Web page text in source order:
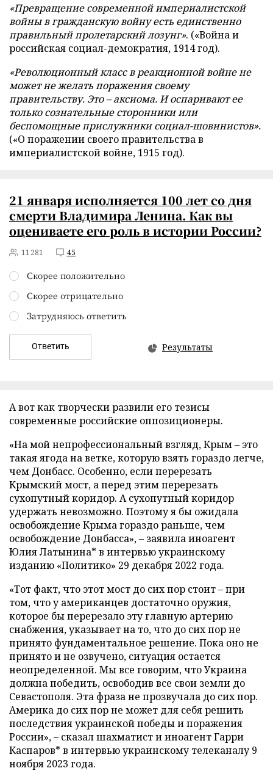
«Превращение современной империалистской
войны в гражданскую войну есть единственно
правильный пролетарский лозунг». («Война и
российская социал-демократия, 1914 год).
«Революционный класс в реакционной войне не
может не желать поражения своему
правительству. Это – аксиома. И оспаривают ее
только сознательные сторонники или
беспомощные прислужники социал-шовинистов».
(«О поражении своего правительства в
империалистской войне, 1915 год).
21 января исполняется 100 лет со дня
смерти Владимира Ленина. Как вы
оцениваете его роль в истории России?
11281 45
Скорее положительно
Скорее отрицательно
Затрудняюсь ответить
Ответить Результаты
А вот как творчески развили его тезисы
современные российские оппозиционеры.
«На мой непрофессиональный взгляд, Крым – это
такая ягода на ветке, которую взять гораздо легче,
чем Донбасс. Особенно, если перерезать
Крымский мост, а перед этим перерезать
сухопутный коридор. А сухопутный коридор
удержать невозможно. Поэтому я бы ожидала
освобождение Крыма гораздо раньше, чем
освобождение Донбасса», – заявила иноагент
Юлия Латынина* в интервью украинскому
изданию «Политико» 29 декабря 2022 года.
«Тот факт, что этот мост до сих пор стоит – при
том, что у американцев достаточно оружия,
которое бы перерезало эту главную артерию
снабжения, указывает на то, что до сих пор не
принято фундаментальное решение. Пока оно не
принято и не озвучено, ситуация остается
неопределенной. Мы все говорим, что Украина
должна победить, освободив все свои земли до
Севастополя. Эта фраза не прозвучала до сих пор.
Америка до сих пор не может для себя решить
последствия украинской победы и поражения
России», – сказал шахматист и иноагент Гарри
Каспаров* в интервью украинскому телеканалу 9
ноября 2023 года.